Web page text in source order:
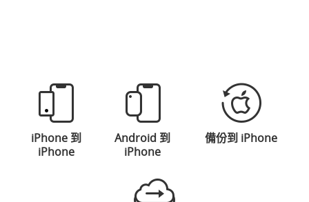
iPhone 到
iPhone
Android 到
iPhone
備份到 iPhone